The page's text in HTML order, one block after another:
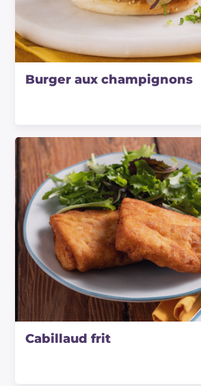
Burger aux champignons
Cabillaud frit